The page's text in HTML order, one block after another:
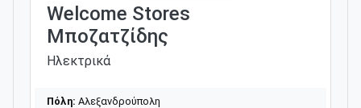
Welcome Stores
Μποζατζίδης
Ηλεκτρικά
Πόλη: Αλεξανδρούπολη